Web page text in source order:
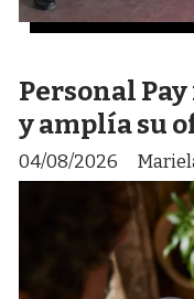
Personal
y amplía su
04/08/2026